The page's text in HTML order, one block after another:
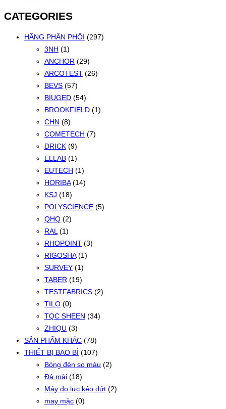
CATEGORIES
HÃNG PHÂN PHỐI (297)
3NH (1)
ANCHOR (29)
ARCOTEST (26)
BEVS (57)
BIUGED (54)
BROOKFIELD (1)
CHN (8)
COMETECH (7)
DRICK (9)
ELLAB (1)
EUTECH (1)
HORIBA (14)
KSJ (18)
POLYSCIENCE (5)
QHQ (2)
RAL (1)
RHOPOINT (3)
RIGOSHA (1)
SURVEY (1)
TABER (19)
TESTFABRICS (2)
TILO (0)
TQC SHEEN (34)
ZHIQU (3)
SẢN PHẨM KHÁC (78)
THIẾT BỊ BAO BÌ (107)
Bóng đèn so màu (2)
Đá mài (18)
Máy đo lực kéo đứt (2)
may mặc (0)